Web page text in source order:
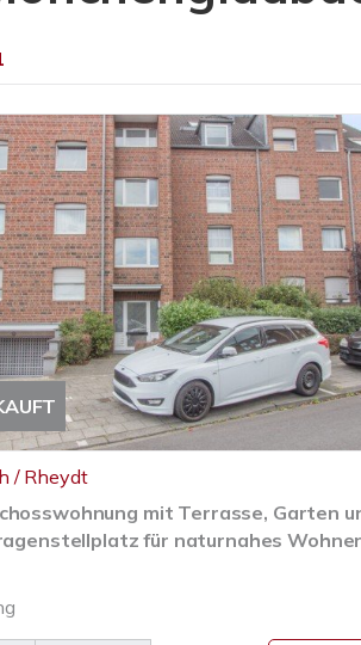
/ Rheydt
mit Terrasse, Garten
für naturnahes